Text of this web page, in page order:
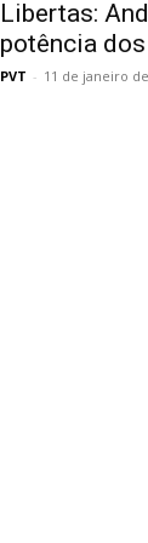
Libertas:
potência
PVT - 11 de janeiro